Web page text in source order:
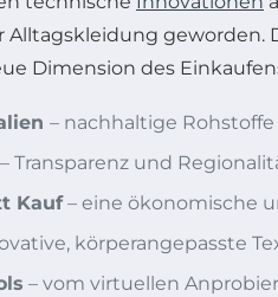
Alltagskleidung
Dimension des
– nachhaltige
– Transparenz und
Kauf– eine ökonomische
körperangepasste
– vom virtuellen